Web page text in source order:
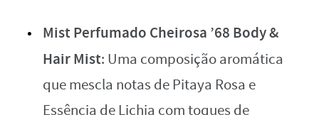
Mist Perfumado Cheirosa ’68 Body &
Hair Mist: Uma composição aromática
que mescla notas de Pitaya Rosa e
Essência de Lichia com toques de